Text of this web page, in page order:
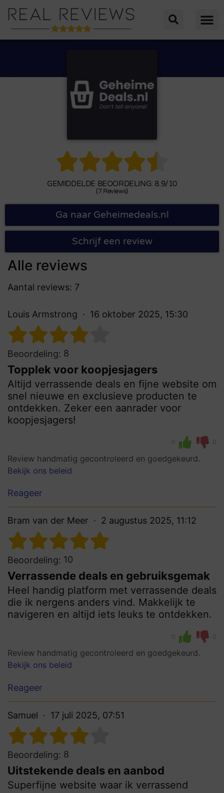

GEMIDDELDE BEOORDELING: 8.9/10
(7 Reviews)
Ga naar Geheimedeals.nl
Schrijf een review
Alle reviews
Aantal reviews: 7
Louis Armstrong 16 oktober 2025, 15:30
Beoordeling: 8
Topplek voor koopjesjagers
Altijd verrassende deals en fijne website om
snel nieuwe en exclusieve producten te
ontdekken. Zeker een aanrader voor
koopjesjagers!
0 0
Review handmatig gecontroleerd en goedgekeurd.
Bekijk ons beleid
Reageer
Bram van der Meer 2 augustus 2025, 11:12
Beoordeling: 10
Verrassende deals en gebruiksgemak
Heel handig platform met verrassende deals
die ik nergens anders vind. Makkelijk te
navigeren en altijd iets leuks te ontdekken.
0 0
Review handmatig gecontroleerd en goedgekeurd.
Bekijk ons beleid
Reageer
Samuel 17 juli 2025, 07:51
Beoordeling: 8
Uitstekende deals en aanbod
Superfijne website waar ik verrassend